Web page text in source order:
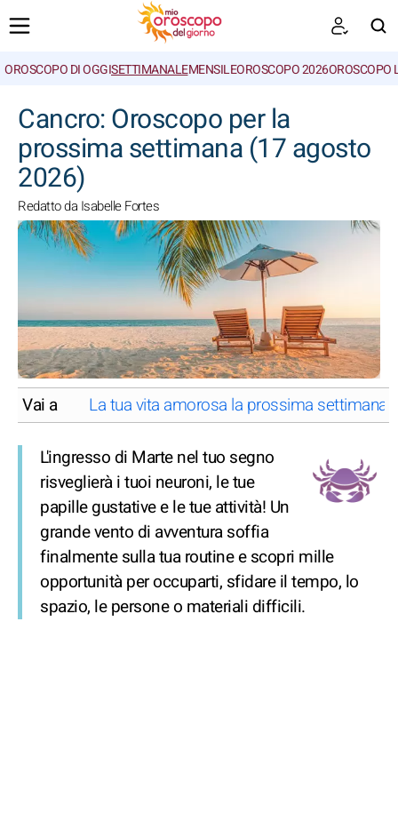
OROSCOPO DI OGGISETTIMANALEMENSILEOROSCOPO 2026OROSCOPO
Cancro: Oroscopo per la
prossima settimana (17 agosto
2026)
Redatto da Isabelle Fortes
Vai a La tua vita amorosa la prossima settimana,
L'ingresso di Marte nel tuo segno
risveglierà i tuoi neuroni, le tue
papille gustative e le tue attività! Un
grande vento di avventura soffia
finalmente sulla tua routine e scopri mille
opportunità per occuparti, sfidare il tempo, lo
spazio, le persone o materiali difficili.